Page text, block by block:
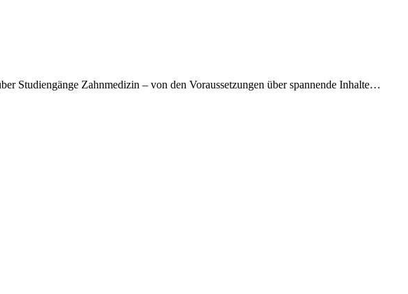
Studiengänge Zahnmedizin – von den Voraussetzungen über spannende Inhalte…